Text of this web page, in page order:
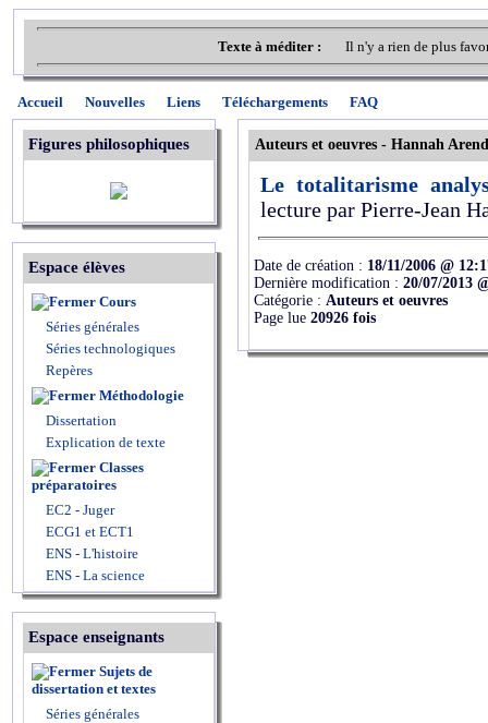
Texte à méditer : Il n'y a rien de plus
Accueil Nouvelles Liens Téléchargements FAQ
Figures philosophiques
Espace élèves
Cours
Séries générales
Séries technologiques
Repères
Méthodologie
Dissertation
Explication de texte
Classes
préparatoires
EC2 - Juger
ECG1 et ECT1
ENS - L'histoire
ENS - La science
Espace enseignants
Sujets de
dissertation et textes
Séries générales
Auteurs et oeuvres - Hannah
Le totalitarisme
lecture par Pierre-Jean
Date de création : 18/11/2006 @
Dernière modification : 20/07/2013
Catégorie : Auteurs et oeuvres
Page lue 20926 fois